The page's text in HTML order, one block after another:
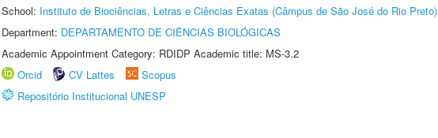
School: Instituto de Biociências, Letras e Ciências Exatas (Câmpus de São José do Rio Preto)
Department: DEPARTAMENTO DE CIÊNCIAS BIOLÓGICAS
Academic Appointment Category: RDIDP Academic title: MS-3.2
Orcid
CV Lattes
Scopus
Repositório Institucional UNESP